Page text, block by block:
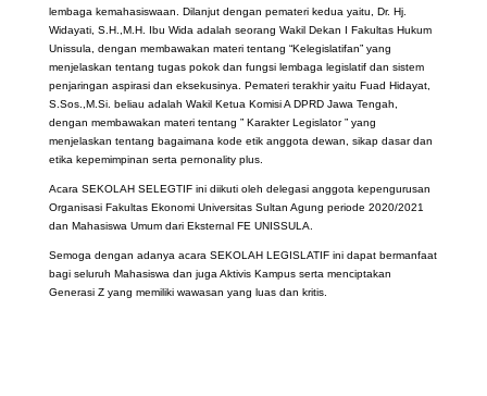
lembaga kemahasiswaan. Dilanjut dengan pemateri kedua yaitu, Dr. Hj.
Widayati, S.H.,M.H. Ibu Wida adalah seorang Wakil Dekan I Fakultas Hukum
Unissula, dengan membawakan materi tentang “Kelegislatifan” yang
menjelaskan tentang tugas pokok dan fungsi lembaga legislatif dan sistem
penjaringan aspirasi dan eksekusinya. Pemateri terakhir yaitu Fuad Hidayat,
S.Sos.,M.Si. beliau adalah Wakil Ketua Komisi A DPRD Jawa Tengah,
dengan membawakan materi tentang ” Karakter Legislator ” yang
menjelaskan tentang bagaimana kode etik anggota dewan, sikap dasar dan
etika kepemimpinan serta pernonality plus.
Acara SEKOLAH SELEGTIF ini diikuti oleh delegasi anggota kepengurusan
Organisasi Fakultas Ekonomi Universitas Sultan Agung periode 2020/2021
dan Mahasiswa Umum dari Eksternal FE UNISSULA.
Semoga dengan adanya acara SEKOLAH LEGISLATIF ini dapat bermanfaat
bagi seluruh Mahasiswa dan juga Aktivis Kampus serta menciptakan
Generasi Z yang memiliki wawasan yang luas dan kritis.